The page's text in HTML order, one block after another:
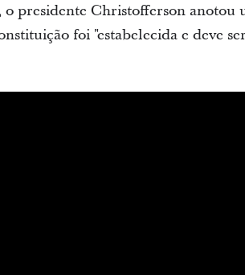
presidente Christofferson anotou
foi "estabelecida e deve